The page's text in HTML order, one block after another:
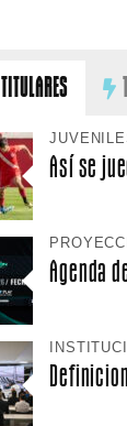
TITULARES
Así se
Agenda